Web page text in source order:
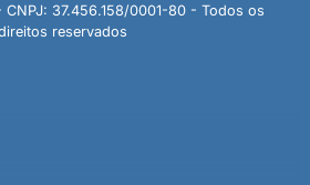
CNPJ: 37.456.158/0001-80 - Todos os
reservados